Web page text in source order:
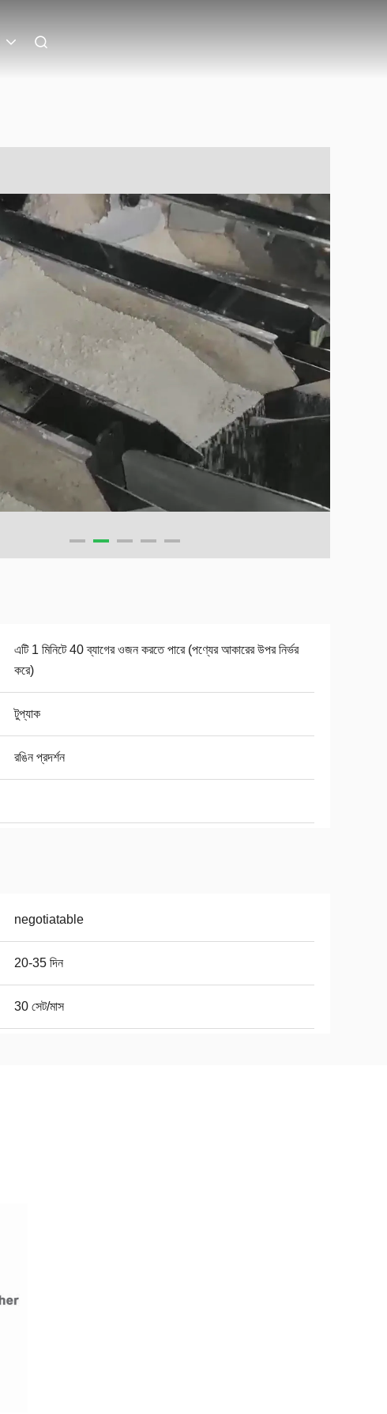
এটি 1 মিনিটে 40 ব্যাগের ওজন করতে পারে (পণ্যের আকারের উপর নির্ভর
করে)
টুপ্যাক
রঙিন প্রদর্শন
negotiatable
20-35 দিন
30 সেট/মাস